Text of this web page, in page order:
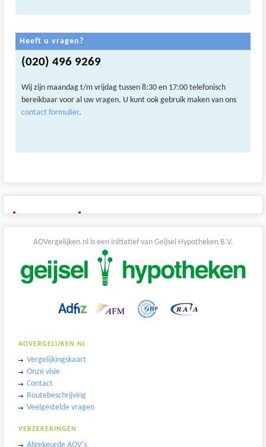
Heeft u vragen?
(020) 496 9269
Wij zijn maandag t/m vrijdag tussen 8:30 en 17:00 telefonisch
bereikbaar voor al uw vragen. U kunt ook gebruik maken van ons
contact formulier.
AOVergelijken.nl is een initiatief van Geijsel Hypotheken B.V.
AOVERGELIJKEN.NL
Vergelijkingskaart
Onze visie
Contact
Routebeschrijving
Veelgestelde vragen
VERZEKERINGEN
Afgekeurde AOV's